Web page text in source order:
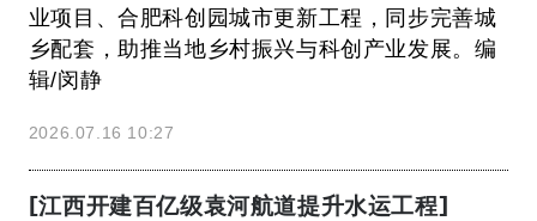
业项目、合肥科创园城市更新工程，同步完善城
乡配套，助推当地乡村振兴与科创产业发展。编
辑/闵静
2026.07.16 10:27
[江西开建百亿级袁河航道提升水运工程]